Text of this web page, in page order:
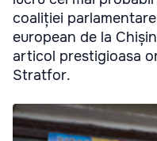
coaliției
european de la
articol prestigioasa
Stratfor.